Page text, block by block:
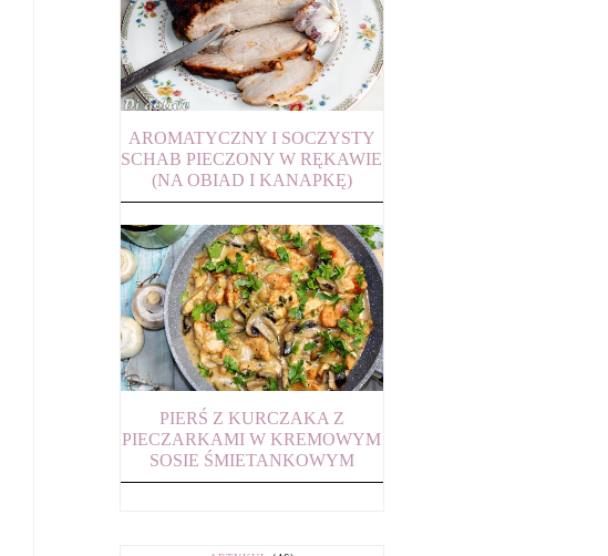
AROMATYCZNY I SOCZYSTY
SCHAB PIECZONY W RĘKAWIE
(NA OBIAD I KANAPKĘ)
PIERŚ Z KURCZAKA Z
PIECZARKAMI W KREMOWYM
SOSIE ŚMIETANKOWYM